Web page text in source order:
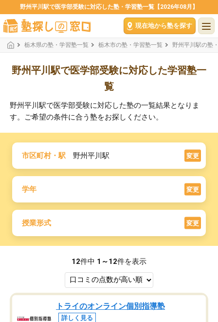
野州平川駅で医学部受験に対応した塾・学習塾一覧【2026年08月】
現在地から塾を探す
栃木県の塾・学習塾一覧 栃木市の塾・学習塾一覧 野州平川駅の塾
野州平川駅で医学部受験に対応した学習塾一
覧
野州平川駅で医学部受験に対応した塾の一覧結果となりま
す。ご希望の条件に合う塾をお探しください。
市区町村・駅 野州平川駅 変更
学年 変更
授業形式 変更
12件中 1～12件を表示
トライのオンライン個別指導塾
詳しく見る